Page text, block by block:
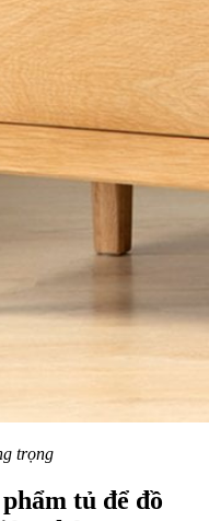
trọng
tủ để đồ